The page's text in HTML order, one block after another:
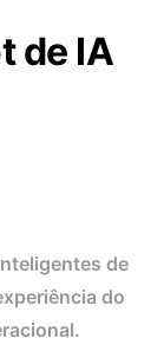
de IA
de
do